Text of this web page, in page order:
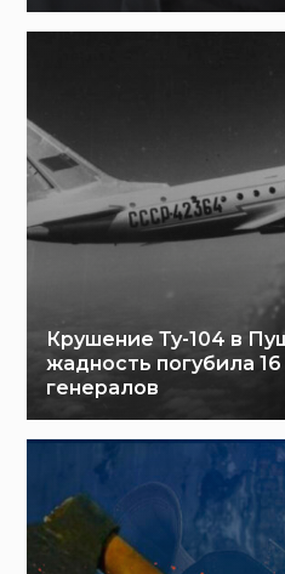
Крушение Ту-104 в
жадность погубила
генералов